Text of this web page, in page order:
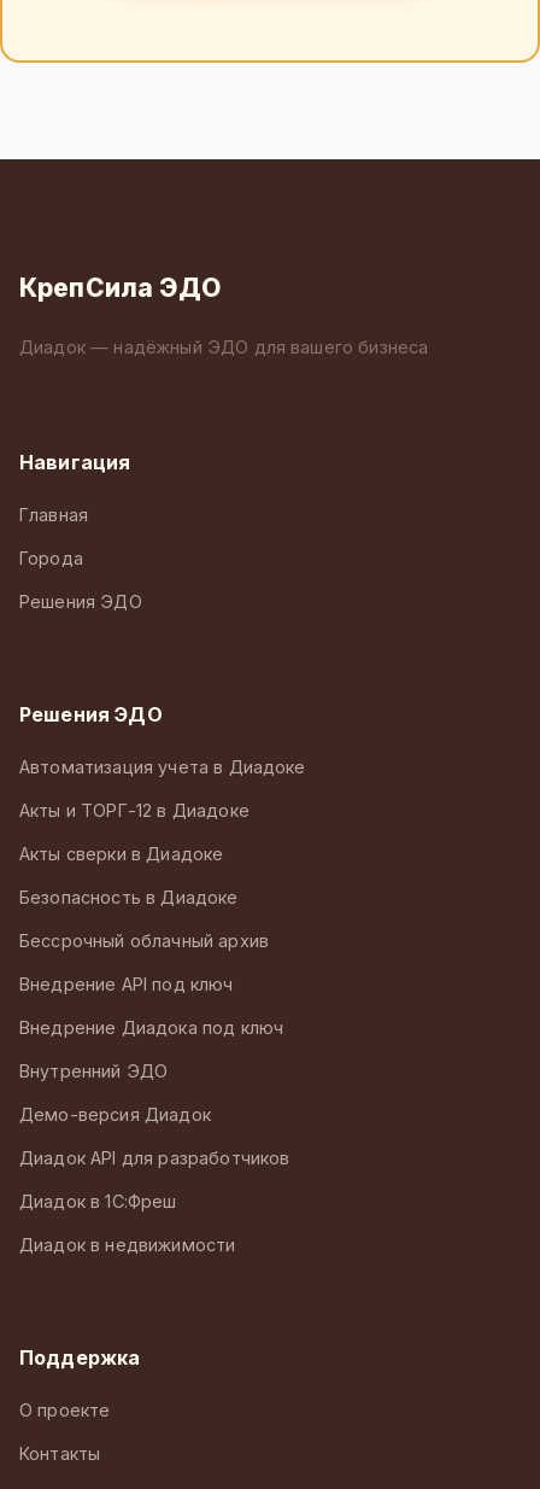
КрепСила ЭДО
Диадок — надёжный ЭДО для вашего бизнеса
Навигация
Главная
Города
Решения ЭДО
Решения ЭДО
Автоматизация учета в Диадоке
Акты и ТОРГ-12 в Диадоке
Акты сверки в Диадоке
Безопасность в Диадоке
Бессрочный облачный архив
Внедрение API под ключ
Внедрение Диадока под ключ
Внутренний ЭДО
Демо-версия Диадок
Диадок API для разработчиков
Диадок в 1С:Фреш
Диадок в недвижимости
Поддержка
О проекте
Контакты